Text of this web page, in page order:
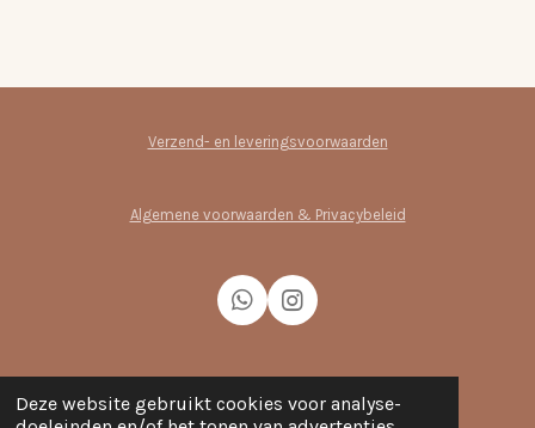
Deze website gebruikt cookies voor analyse-
Verzend- en leveringsvoorwaarden
Algemene voorwaarden & Privacybeleid
W
h
t
s
A
I
n
t
a
g